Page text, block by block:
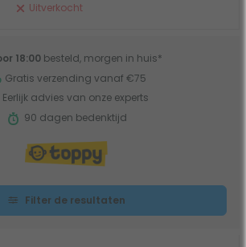
Uitverkocht
18:00 besteld, morgen in huis*
Gratis verzending vanaf €75
Eerlijk advies van onze experts
90 dagen bedenktijd
Filter de resultaten